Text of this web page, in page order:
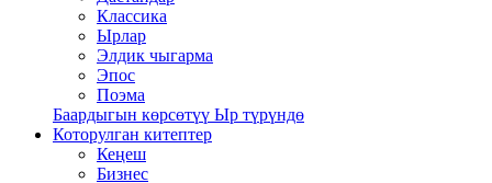
Классика
Ырлар
Элдик чыгарма
Эпос
Поэма
Баардыгын көрсөтүү Ыр түрүндө
Которулган китептер
Кеңеш
Бизнес